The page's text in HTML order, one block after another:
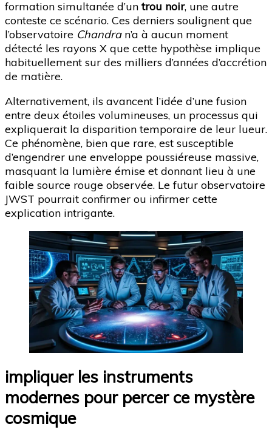
formation simultanée d’untrou noir, une autre
conteste ce scénario. Ces derniers soulignent que
l’observatoire Chandran’a à aucun moment
détecté les rayons X que cette hypothèse implique
habituellement sur des milliers d’années d’accrétion
de matière.
Alternativement, ils avancent l’idée d’une fusion
entre deux étoiles volumineuses, un processus qui
expliquerait la disparition temporaire de leur lueur.
Ce phénomène, bien que rare, est susceptible
d’engendrer une enveloppe poussiéreuse massive,
masquant la lumière émise et donnant lieu à une
faible source rouge observée. Le futur observatoire
JWST pourrait confirmer ou infirmer cette
explication intrigante.
impliquer les instruments
modernes pour percer ce mystère
cosmique